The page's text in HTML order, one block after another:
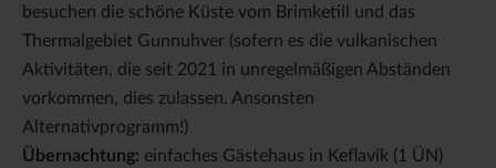
besuchen die schöne Küste vom Brimketill und das
Thermalgebiet Gunnuhver (sofern es die vulkanischen
Aktivitäten, die seit 2021 in unregelmäßigen Abständen
vorkommen, dies zulassen. Ansonsten
Alternativprogramm!)
Übernachtung: einfaches Gästehaus in Keflavík (1 ÜN)